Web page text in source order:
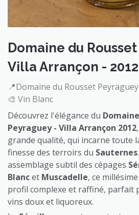
Domaine du
Villa Arrançon -
📍Domaine du Rousset Peyraguey
🎨 Vin Blanc
Découvrez l'élégance du
Peyraguey - Villa Arrançon 2012
grande qualité, qui incarne toute
finesse des terroirs du Sauternes
assemblage subtil des cépages
Blancet Muscadelle, ce
profil complexe et raffiné, parfait
vins doux et liquoreux.